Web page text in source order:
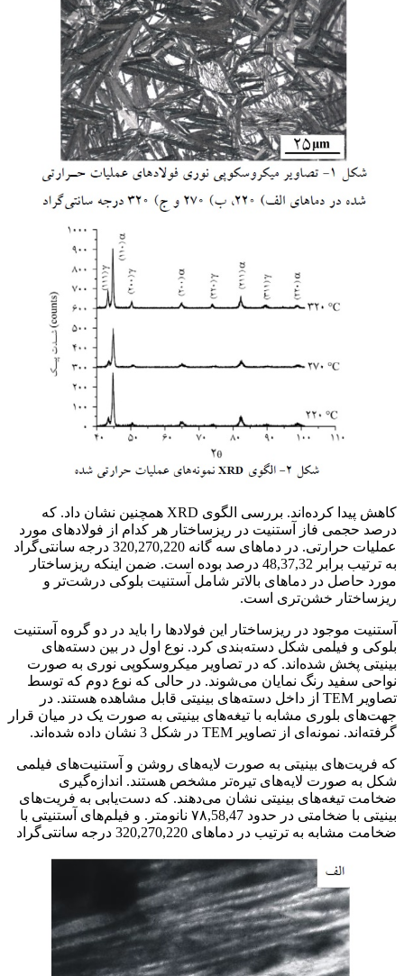
کاهش پیدا کرده‌اند. بررسی الگوی XRD همچنین نشان داد. که
درصد حجمی فاز آستنیت در ریزساختار هر کدام از فولادهای مورد
عملیات حرارتی. در دماهای سه گانه 320,270,220 درجه سانتی‌گراد
به ترتیب برابر 48,37,32 درصد بوده است. ضمن اینکه ریزساختار
مورد حاصل در دماهای بالاتر شامل آستنیت بلوکی درشت‌تر و
ریزساختار خشن‌تری است.
آستنیت موجود در ریزساختار این فولادها را باید در دو گروه آستنیت
بلوکی و فیلمی شکل دسته‌بندی کرد. نوع اول در بین دسته‌های
بینیتی پخش شده‌اند. که در تصاویر میکروسکوپی نوری به صورت
نواحی سفید رنگ نمایان می‌شوند. در حالی که نوع دوم که توسط
تصاویر TEM از داخل دسته‌های بینیتی قابل مشاهده هستند. در
جهت‌‌های بلوری مشابه با تیغه‌های بینیتی به صورت یک در میان قرار
گرفته‌اند. نمونه‌ای از تصاویر TEM در شکل 3 نشان داده شده‌اند.
که فریت‌های بینیتی به صورت لایه‌های روشن و آستنیت‌های فیلمی
شکل به صورت لایه‌های تیره‌تر مشخص هستند. اندازه‌گیری
ضخامت تیغه‌های بینیتی نشان می‌دهند. که دست‌یابی به فریت‌های
بینیتی با ضخامتی در حدود ۷۸,58,47 نانومتر. و فیلم‌های آستنیتی با
ضخامت مشابه به ترتیب در دماهای 320,270,220 درجه سانتی‌گراد